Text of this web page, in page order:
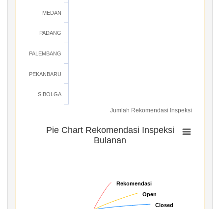
Jumlah Rekomendasi Inspeksi
MEDAN
PADANG
PALEMBANG
PEKANBARU
SIBOLGA
Pie Chart Rekomendasi Inspeksi
Bulanan
Rekomendasi
Rekomendasi
Open
Open
Closed
Closed